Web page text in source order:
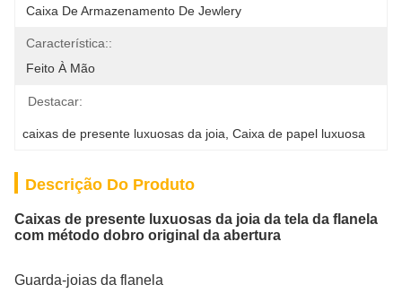
Caixa De Armazenamento De Jewlery
Característica::
Feito À Mão
Destacar:
caixas de presente luxuosas da joia Caixa de papel luxuosa
Descrição Do Produto
Caixas de presente luxuosas da joia da tela da flanela
com método dobro original da abertura
Guarda-joias da flanela